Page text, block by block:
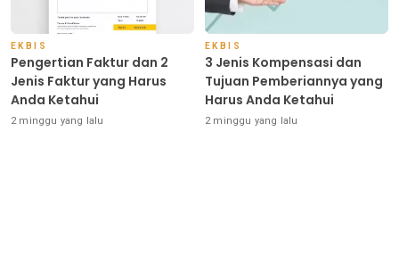
EKBIS
Pengertian Faktur dan 2
Jenis Faktur yang Harus
Anda Ketahui
2 minggu yang lalu
EKBIS
3 Jenis Kompensasi dan
Tujuan Pemberiannya yang
Harus Anda Ketahui
2 minggu yang lalu